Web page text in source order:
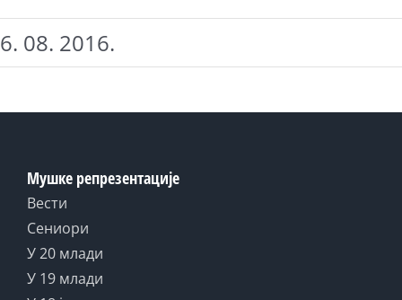
6. 08. 2016.
Мушке репрезентације
Вести
Сениори
У 20 млади
У 19 млади